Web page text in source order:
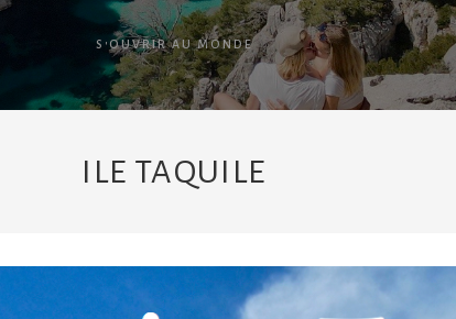
S'OUVRIR AU MONDE
ILE TAQUILE